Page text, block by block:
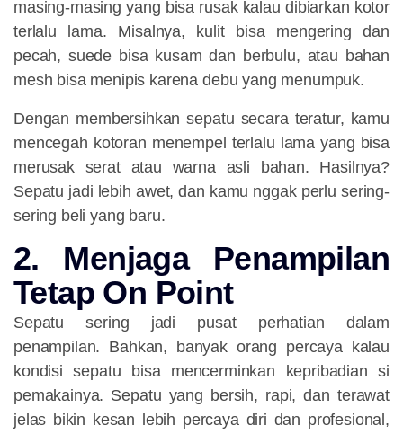
masing-masing yang bisa rusak kalau dibiarkan kotor
terlalu lama. Misalnya, kulit bisa mengering dan
pecah, suede bisa kusam dan berbulu, atau bahan
mesh bisa menipis karena debu yang menumpuk.
Dengan membersihkan sepatu secara teratur, kamu
mencegah kotoran menempel terlalu lama yang bisa
merusak serat atau warna asli bahan. Hasilnya?
Sepatu jadi lebih awet, dan kamu nggak perlu sering-
sering beli yang baru.
2. Menjaga Penampilan
Tetap On Point
Sepatu sering jadi pusat perhatian dalam
penampilan. Bahkan, banyak orang percaya kalau
kondisi sepatu bisa mencerminkan kepribadian si
pemakainya. Sepatu yang bersih, rapi, dan terawat
jelas bikin kesan lebih percaya diri dan profesional,